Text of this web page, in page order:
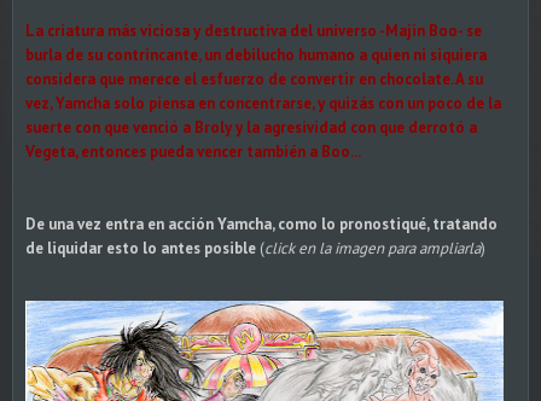
La criatura más viciosa y destructiva del universo -Majin Boo- se
burla de su contrincante, un debilucho humano a quien ni siquiera
considera que merece el esfuerzo de convertir en chocolate. A su
vez, Yamcha solo piensa en concentrarse, y quizás con un poco de la
suerte con que venció a Broly y la agresividad con que derrotó a
Vegeta, entonces pueda vencer también a Boo...
De una vez entra en acción Yamcha, como lo pronostiqué, tratando
de liquidar esto lo antes posible (click en la imagen para ampliarla)